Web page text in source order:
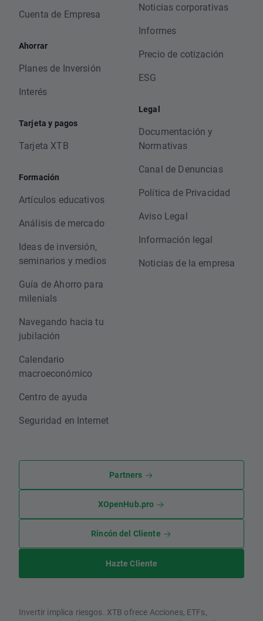
Cuenta de Empresa
Ahorrar
Planes de Inversión
Interés
Tarjeta y pagos
Tarjeta XTB
Formación
Artículos educativos
Análisis de mercado
Ideas de inversión,
seminarios y medios
Guía de Ahorro para
milenials
Navegando hacia tu
jubilación
Calendario
macroeconómico
Centro de ayuda
Seguridad en Internet
Noticias corporativas
Informes
Precio de cotización
ESG
Legal
Documentación y
Normativas
Canal de Denuncias
Política de Privacidad
Aviso Legal
Información legal
Noticias de la empresa
Partners
XOpenHub.pro
Rincón del Cliente
Hazte Cliente
Invertir implica riesgos. XTB ofrece Acciones, ETFs,